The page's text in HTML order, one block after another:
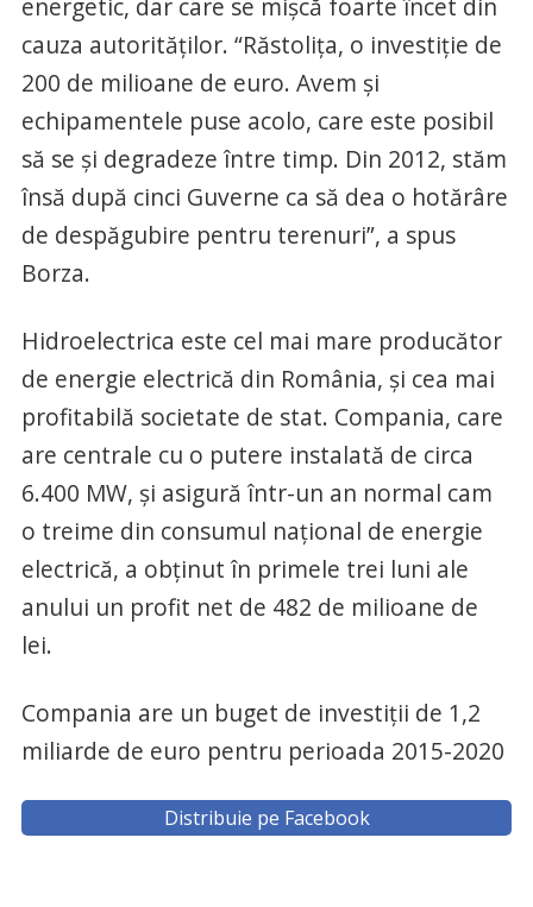
energetic, dar care se mişcă foarte încet din
cauza autorităţilor. “Răstoliţa, o investiţie de
200 de milioane de euro. Avem şi
echipamentele puse acolo, care este posibil
să se şi degradeze între timp. Din 2012, stăm
însă după cinci Guverne ca să dea o hotărâre
de despăgubire pentru terenuri”, a spus
Borza.
Hidroelectrica este cel mai mare producător
de energie electrică din România, şi cea mai
profitabilă societate de stat. Compania, care
are centrale cu o putere instalată de circa
6.400 MW, şi asigură într-un an normal cam
o treime din consumul naţional de energie
electrică, a obţinut în primele trei luni ale
anului un profit net de 482 de milioane de
lei.
Compania are un buget de investiţii de 1,2
miliarde de euro pentru perioada 2015-2020
Distribuie pe Facebook